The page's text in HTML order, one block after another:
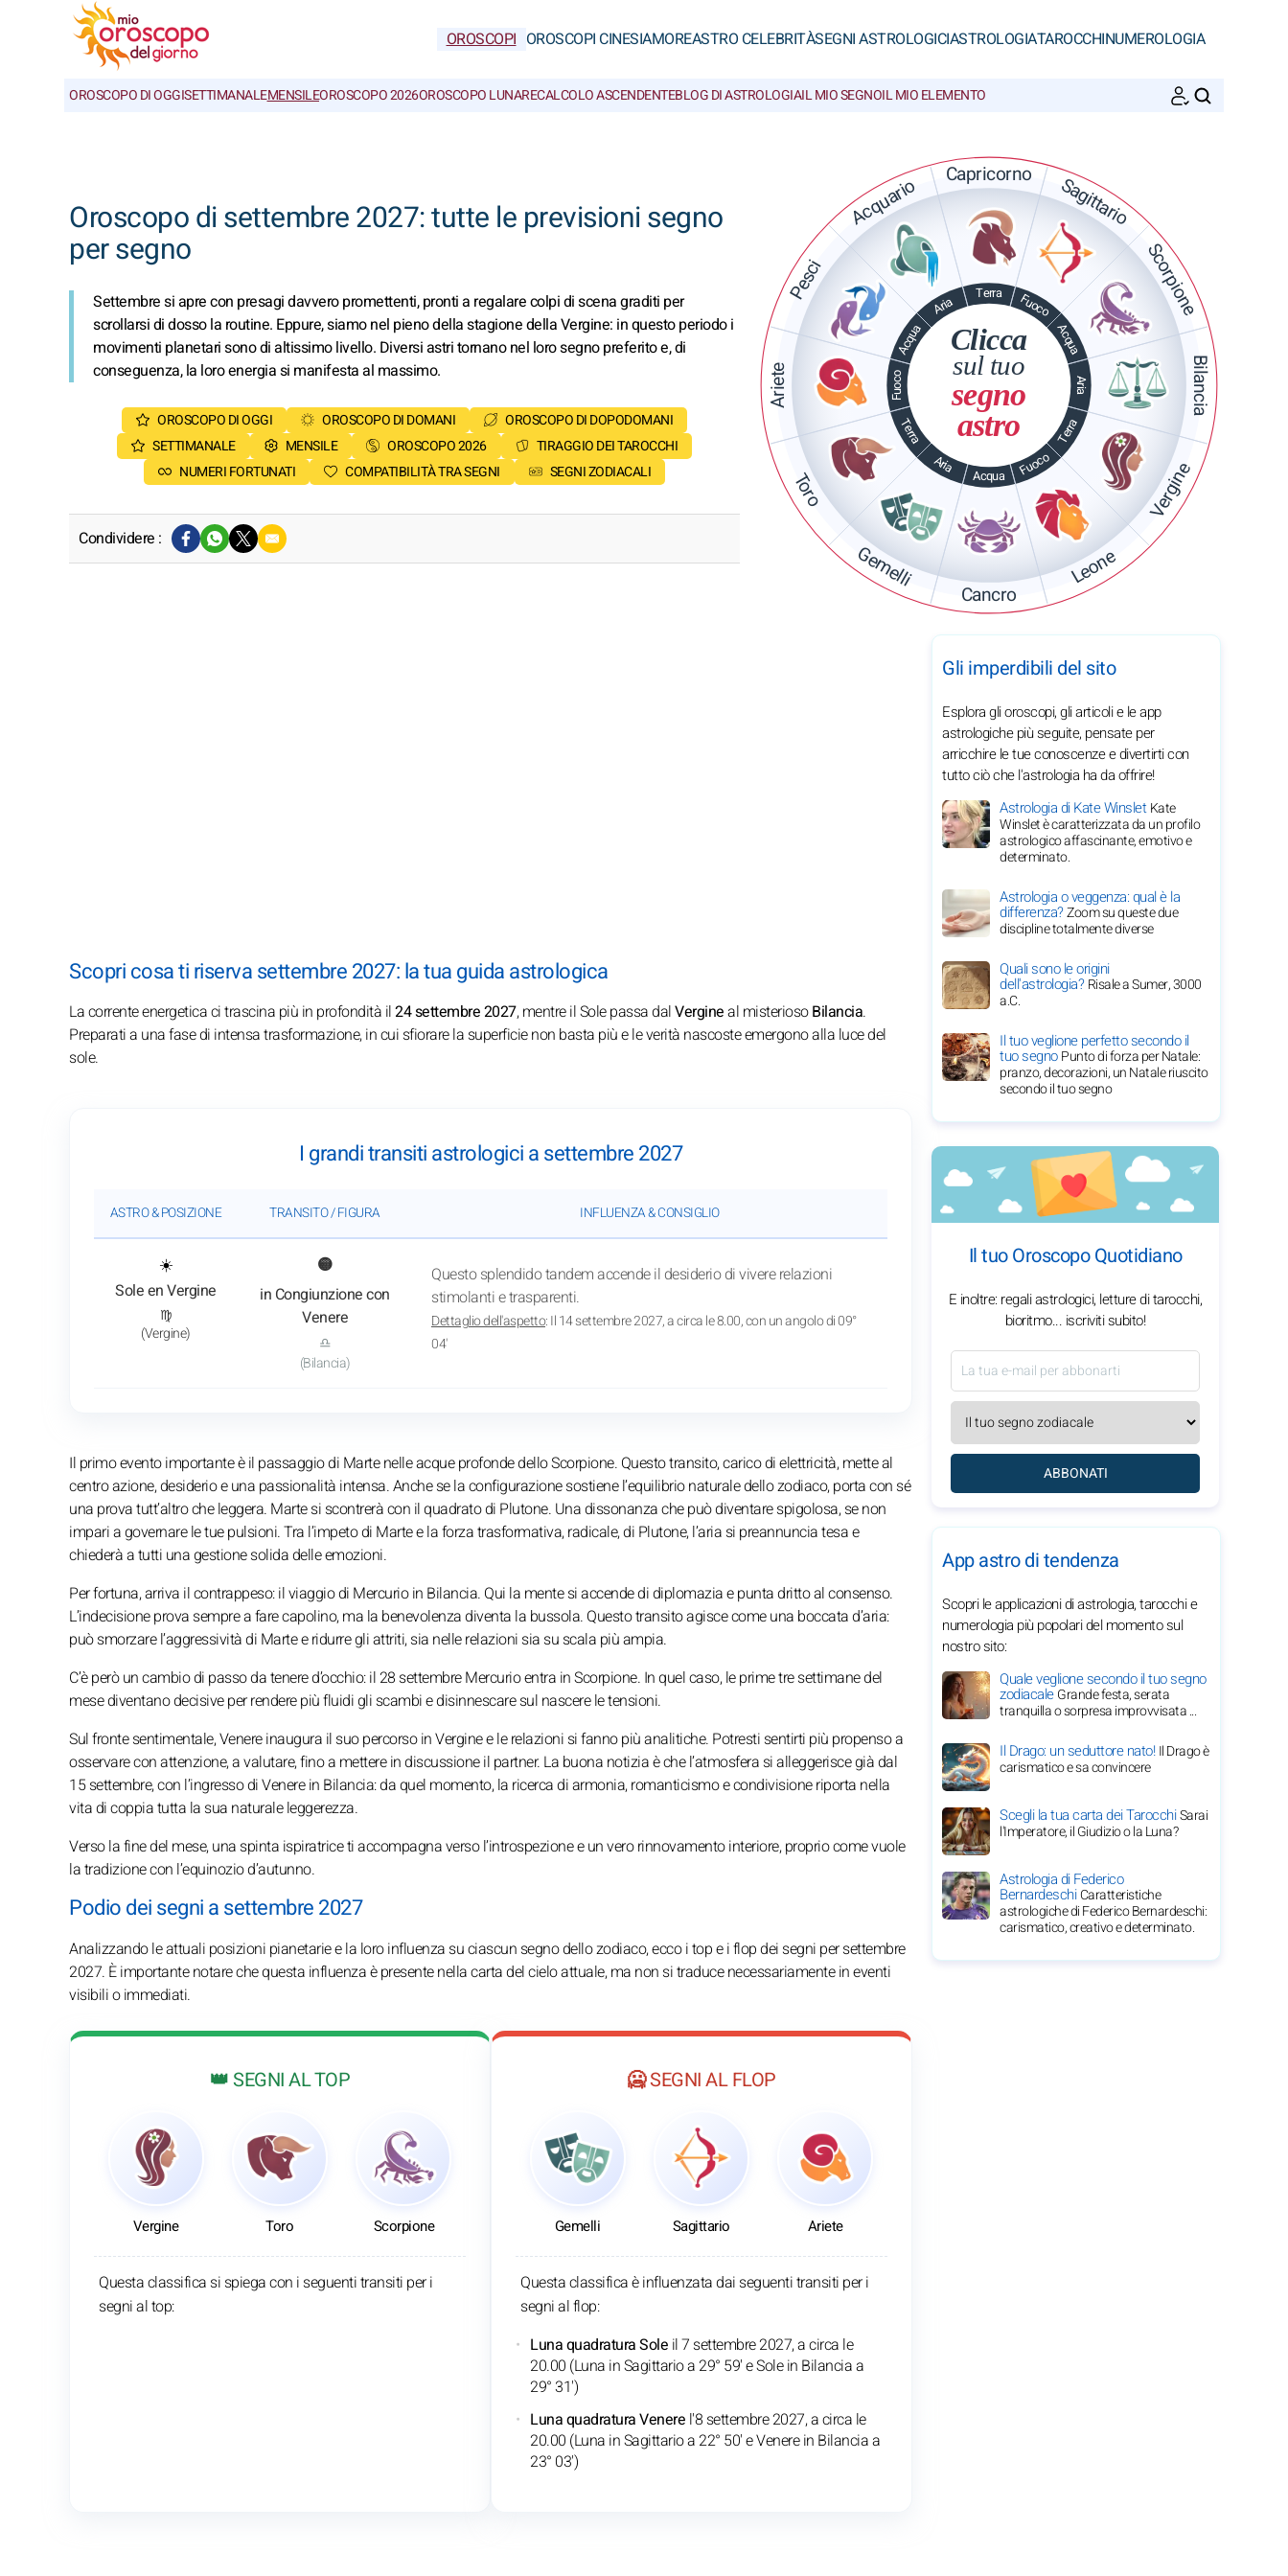
OROSCOPI OROSCOPI CINESIAMOREASTRO CELEBRITÀSEGNI ASTROLOGICIASTROLOGIATAROCCHINUMEROLOGIA
OROSCOPO DI OGGISETTIMANALEMENSILEOROSCOPO 2026OROSCOPO LUNARECALCOLO ASCENDENTEBLOG DI ASTROLOGIAIL MIO SEGNOIL MIO ELEMENTO
Oroscopo di settembre 2027: tutte le previsioni segno
per segno
Settembre si apre con presagi davvero promettenti, pronti a regalare colpi di scena graditi per
scrollarsi di dosso la routine. Eppure, siamo nel pieno della stagione della Vergine: in questo periodo i
movimenti planetari sono di altissimo livello. Diversi astri tornano nel loro segno preferito e, di
conseguenza, la loro energia si manifesta al massimo.
OROSCOPO DI OGGI OROSCOPO DI DOMANI
OROSCOPO DI DOPODOMANI
SETTIMANALE
MENSILE OROSCOPO 2026
TIRAGGIO DEI TAROCCHI
NUMERI FORTUNATI
COMPATIBILITÀ TRA SEGNI SEGNI ZODIACALI
Condividere :
Ariete
Toro
Gemelli
Cancro
Leone
Vergine
Bilancia
Scorpione
Sagittario
Capricorno
Acquario
Pesci
Fuoco
Terra
Aria Acqua Fuoco
Terra
Aria
Acqua
Fuoco
Terra
Aria
Acqua Clicca
sul tuo
segno
astro
Scopri cosa ti riserva settembre 2027: la tua guida astrologica
La corrente energetica ci trascina più in profondità il24 settembre 2027, mentre il Sole passa dalVergineal misteriosoBilancia.
Preparati a una fase di intensa trasformazione, in cui sfiorare la superficie non basta più e le verità nascoste emergono alla luce del
sole.
I grandi transiti astrologici a settembre 2027
ASTRO & POSIZIONE TRANSITO / FIGURA INFLUENZA & CONSIGLIO
☀️
Sole en Vergine
: Vedi l'analisi del transito
♍
(Vergine)
🟡
in Congiunzione con
Venere
♎
(Bilancia)
Questo splendido tandem accende il desiderio di vivere relazioni
stimolanti e trasparenti.
Dettaglio dell'aspetto: Il 14 settembre 2027, a circa le 8.00, con un angolo di 09°
04'
Il primo evento importante è il passaggio di Marte nelle acque profonde dello Scorpione. Questo transito, carico di elettricità, mette al
centro azione, desiderio e una passionalità intensa. Anche se la configurazione sostiene l’equilibrio naturale dello zodiaco, porta con sé
una prova tutt’altro che leggera. Marte si scontrerà con il quadrato di Plutone. Una dissonanza che può diventare spigolosa, se non
impari a governare le tue pulsioni. Tra l’impeto di Marte e la forza trasformativa, radicale, di Plutone, l’aria si preannuncia tesa e
chiederà a tutti una gestione solida delle emozioni.
Per fortuna, arriva il contrappeso: il viaggio di Mercurio in Bilancia. Qui la mente si accende di diplomazia e punta dritto al consenso.
L’indecisione prova sempre a fare capolino, ma la benevolenza diventa la bussola. Questo transito agisce come una boccata d’aria:
può smorzare l’aggressività di Marte e ridurre gli attriti, sia nelle relazioni sia su scala più ampia.
C’è però un cambio di passo da tenere d’occhio: il 28 settembre Mercurio entra in Scorpione. In quel caso, le prime tre settimane del
mese diventano decisive per rendere più fluidi gli scambi e disinnescare sul nascere le tensioni.
Sul fronte sentimentale, Venere inaugura il suo percorso in Vergine e le relazioni si fanno più analitiche. Potresti sentirti più propenso a
osservare con attenzione, a valutare, fino a mettere in discussione il partner. La buona notizia è che l’atmosfera si alleggerisce già dal
15 settembre, con l’ingresso di Venere in Bilancia: da quel momento, la ricerca di armonia, romanticismo e condivisione riporta nella
vita di coppia tutta la sua naturale leggerezza.
Verso la fine del mese, una spinta ispiratrice ti accompagna verso l’introspezione e un vero rinnovamento interiore, proprio come vuole
la tradizione con l’equinozio d’autunno.
Podio dei segni a settembre 2027
Analizzando le attuali posizioni pianetarie e la loro influenza su ciascun segno dello zodiaco, ecco i top e i flop dei segni per settembre
2027. È importante notare che questa influenza è presente nella carta del cielo attuale, ma non si traduce necessariamente in eventi
visibili o immediati.
👑 SEGNI AL TOP
Vergine Toro Scorpione
Questa classifica si spiega con i seguenti transiti per i
segni al top:
🥶 SEGNI AL FLOP
Gemelli Sagittario Ariete
Questa classifica è influenzata dai seguenti transiti per i
segni al flop:
Luna quadratura Sole il 7 settembre 2027, a circa le
20.00 (Luna in Sagittario a 29° 59' e Sole in Bilancia a
29° 31')
Luna quadratura Venere l'8 settembre 2027, a circa le
20.00 (Luna in Sagittario a 22° 50' e Venere in Bilancia a
23° 03')
Gli imperdibili del sito
Esplora gli oroscopi, gli articoli e le app
astrologiche più seguite, pensate per
arricchire le tue conoscenze e divertirti con
tutto ciò che l'astrologia ha da offrire!
Astrologia di Kate WinsletKate
Winslet è caratterizzata da un profilo
astrologico affascinante, emotivo e
determinato.
Astrologia o veggenza: qual è la
differenza?Zoom su queste due
discipline totalmente diverse
Quali sono le origini
dell'astrologia?Risale a Sumer, 3000
a.C.
Il tuo veglione perfetto secondo il
tuo segnoPunto di forza per Natale:
pranzo, decorazioni, un Natale riuscito
secondo il tuo segno
Il tuo Oroscopo Quotidiano
E inoltre: regali astrologici, letture di tarocchi,
bioritmo... iscriviti subito!
ABBONATI
App astro di tendenza
Scopri le applicazioni di astrologia, tarocchi e
numerologia più popolari del momento sul
nostro sito:
Quale veglione secondo il tuo segno
zodiacaleGrande festa, serata
tranquilla o sorpresa improvvisata ...
Il Drago: un seduttore nato!Il Drago è
carismatico e sa convincere
Scegli la tua carta dei TarocchiSarai
l'Imperatore, il Giudizio o la Luna?
Astrologia di Federico
BernardeschiCaratteristiche
astrologiche di Federico Bernardeschi:
carismatico, creativo e determinato.